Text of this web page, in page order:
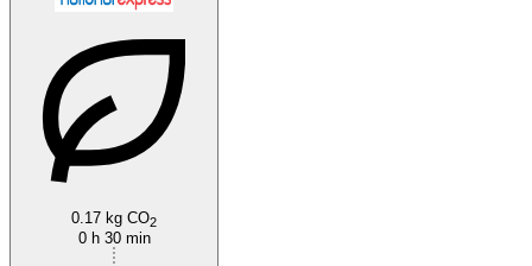
0.17 kg CO2
0 h 30 min